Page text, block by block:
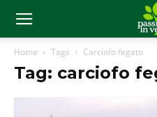
Home Tags Carciofo fegato
Tag: carciofo